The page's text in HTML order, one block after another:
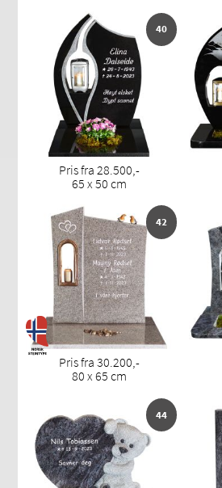
40
Pris fra 28.500,-
65 x 50 cm
42
Pris fra 30.200,-
80 x 65 cm
44